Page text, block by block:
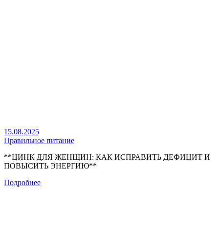
15.08.2025
Правильное питание
**ЦИНК ДЛЯ ЖЕНЩИН: КАК ИСПРАВИТЬ ДЕФИЦИТ И
ПОВЫСИТЬ ЭНЕРГИЮ**
Подробнее